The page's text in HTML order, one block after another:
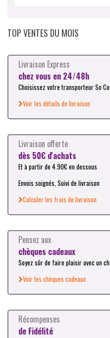
TOP VENTES DU MOIS
Livraison Express
chez vous en 24/48h
Choisissez votre transporteur So
Voir les détails de livraison
Livraison offerte
dès 50€ d'achats
Et à partir de 4.90€ en dessous
Envois soignés, Suivi de livraison
Calculer les frais de livraison
Pensez aux
chèques cadeaux
Soyez sûr de faire plaisir avec un
Voir les chèques cadeaux
Récompenses
de Fidélité